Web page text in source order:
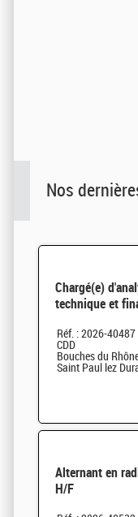
Nos
Chargé(e)
technique et
Réf. : 2026-40487
CDD
Bouches du
Saint Paul lez
Alternant en
H/F